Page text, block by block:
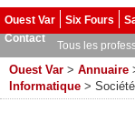
Ouest Var Six Fours
Contact
Tous les
Ouest Var > Annuaire
Informatique >